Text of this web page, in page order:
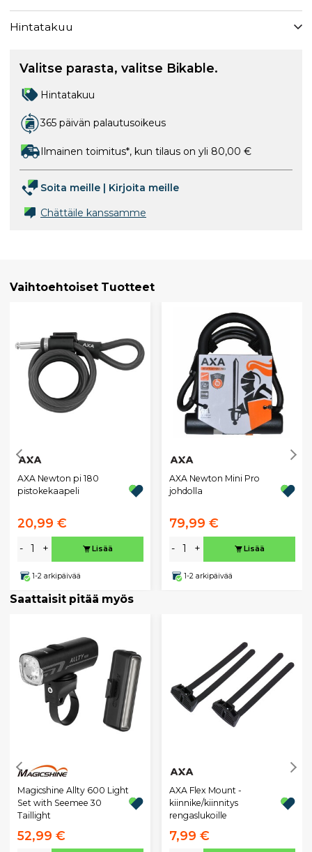
Hintatakuu
Valitse parasta, valitse Bikable.
Hintatakuu
365 päivän palautusoikeus
Ilmainen toimitus*, kun tilaus on yli 80,00 €
Soita meille | Kirjoita meille
Chättäile kanssamme
Vaihtoehtoiset Tuotteet
AXA Newton pi 180
pistokekaapeli
20,99 €
- + Lisää
1-2 arkipäivää
AXA Newton Mini Pro
johdolla
79,99 €
- + Lisää
1-2 arkipäivää
Saattaisit pitää myös
Magicshine Allty 600 Light
Set with Seemee 30
Taillight
52,99 €
AXA Flex Mount -
kiinnike/kiinnitys
rengaslukoille
7,99 €